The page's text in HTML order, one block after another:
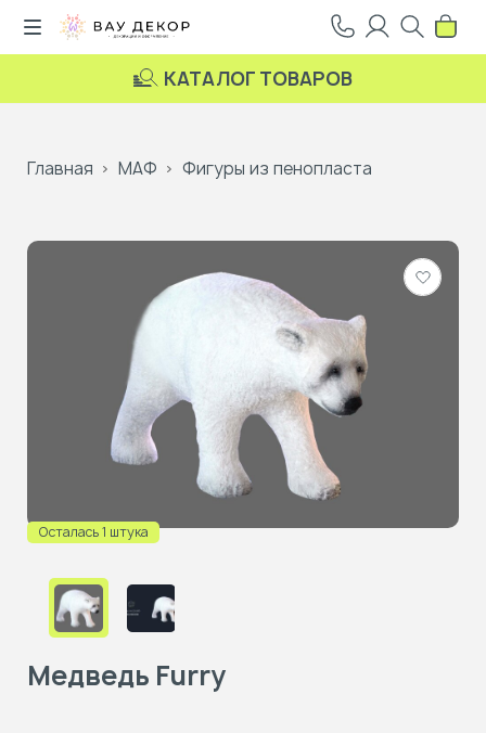
КАТАЛОГ ТОВАРОВ
Главная МАФ Фигуры из пенопласта
в
Осталась 1 штука
Медведь Furry